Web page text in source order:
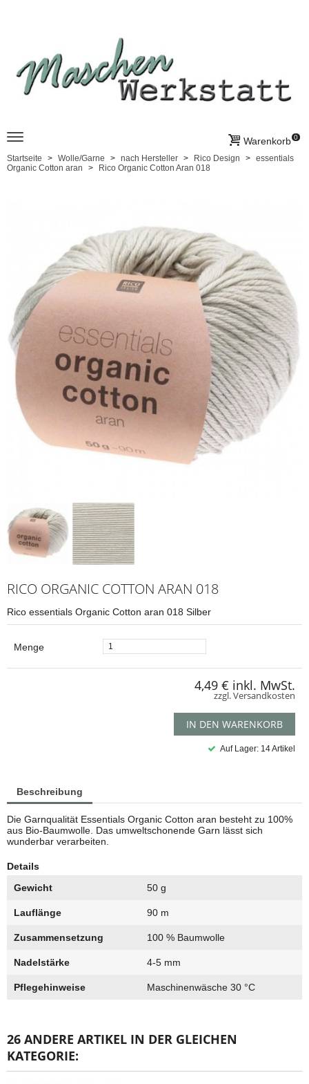
Warenkorb 0
Startseite Wolle/Garne nach Hersteller Rico Design
essentials
Organic Cotton aran
Rico Organic Cotton Aran 018
RICO ORGANIC COTTON ARAN 018
Rico essentials Organic Cotton aran 018 Silber
Menge
4,49 € inkl. MwSt.
zzgl. Versandkosten
IN DEN WARENKORB
Auf Lager: 14 Artikel
Beschreibung
Die Garnqualität Essentials Organic Cotton aran besteht zu 100%
aus Bio-Baumwolle. Das umweltschonende Garn lässt sich
wunderbar verarbeiten.
Details
Gewicht
50 g
Lauflänge 90 m
Zusammensetzung 100 % Baumwolle
Nadelstärke 4-5 mm
Pflegehinweise Maschinenwäsche 30 °C
26 ANDERE ARTIKEL IN DER GLEICHEN
KATEGORIE: